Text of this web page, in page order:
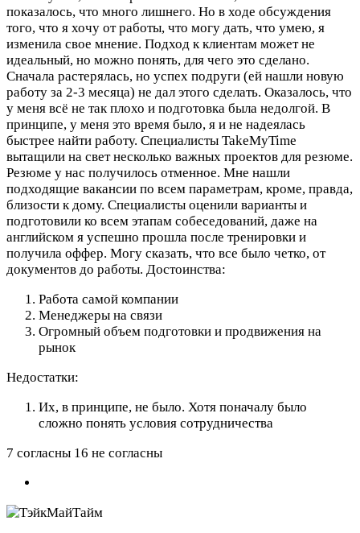
показалось, что много лишнего. Но в ходе обсуждения
того, что я хочу от работы, что могу дать, что умею, я
изменила свое мнение. Подход к клиентам может не
идеальный, но можно понять, для чего это сделано.
Сначала растерялась, но успех подруги (ей нашли новую
работу за 2-3 месяца) не дал этого сделать. Оказалось, что
у меня всё не так плохо и подготовка была недолгой. В
принципе, у меня это время было, я и не надеялась
быстрее найти работу. Специалисты TakeMyTime
вытащили на свет несколько важных проектов для резюме.
Резюме у нас получилось отменное. Мне нашли
подходящие вакансии по всем параметрам, кроме, правда,
близости к дому. Специалисты оценили варианты и
подготовили ко всем этапам собеседований, даже на
английском я успешно прошла после тренировки и
получила оффер. Могу сказать, что все было четко, от
документов до работы. Достоинства:
Работа самой компании
Менеджеры на связи
Огромный объем подготовки и продвижения на
рынок
Недостатки:
Их, в принципе, не было. Хотя поначалу было
сложно понять условия сотрудничества
7 согласны 16 не согласны